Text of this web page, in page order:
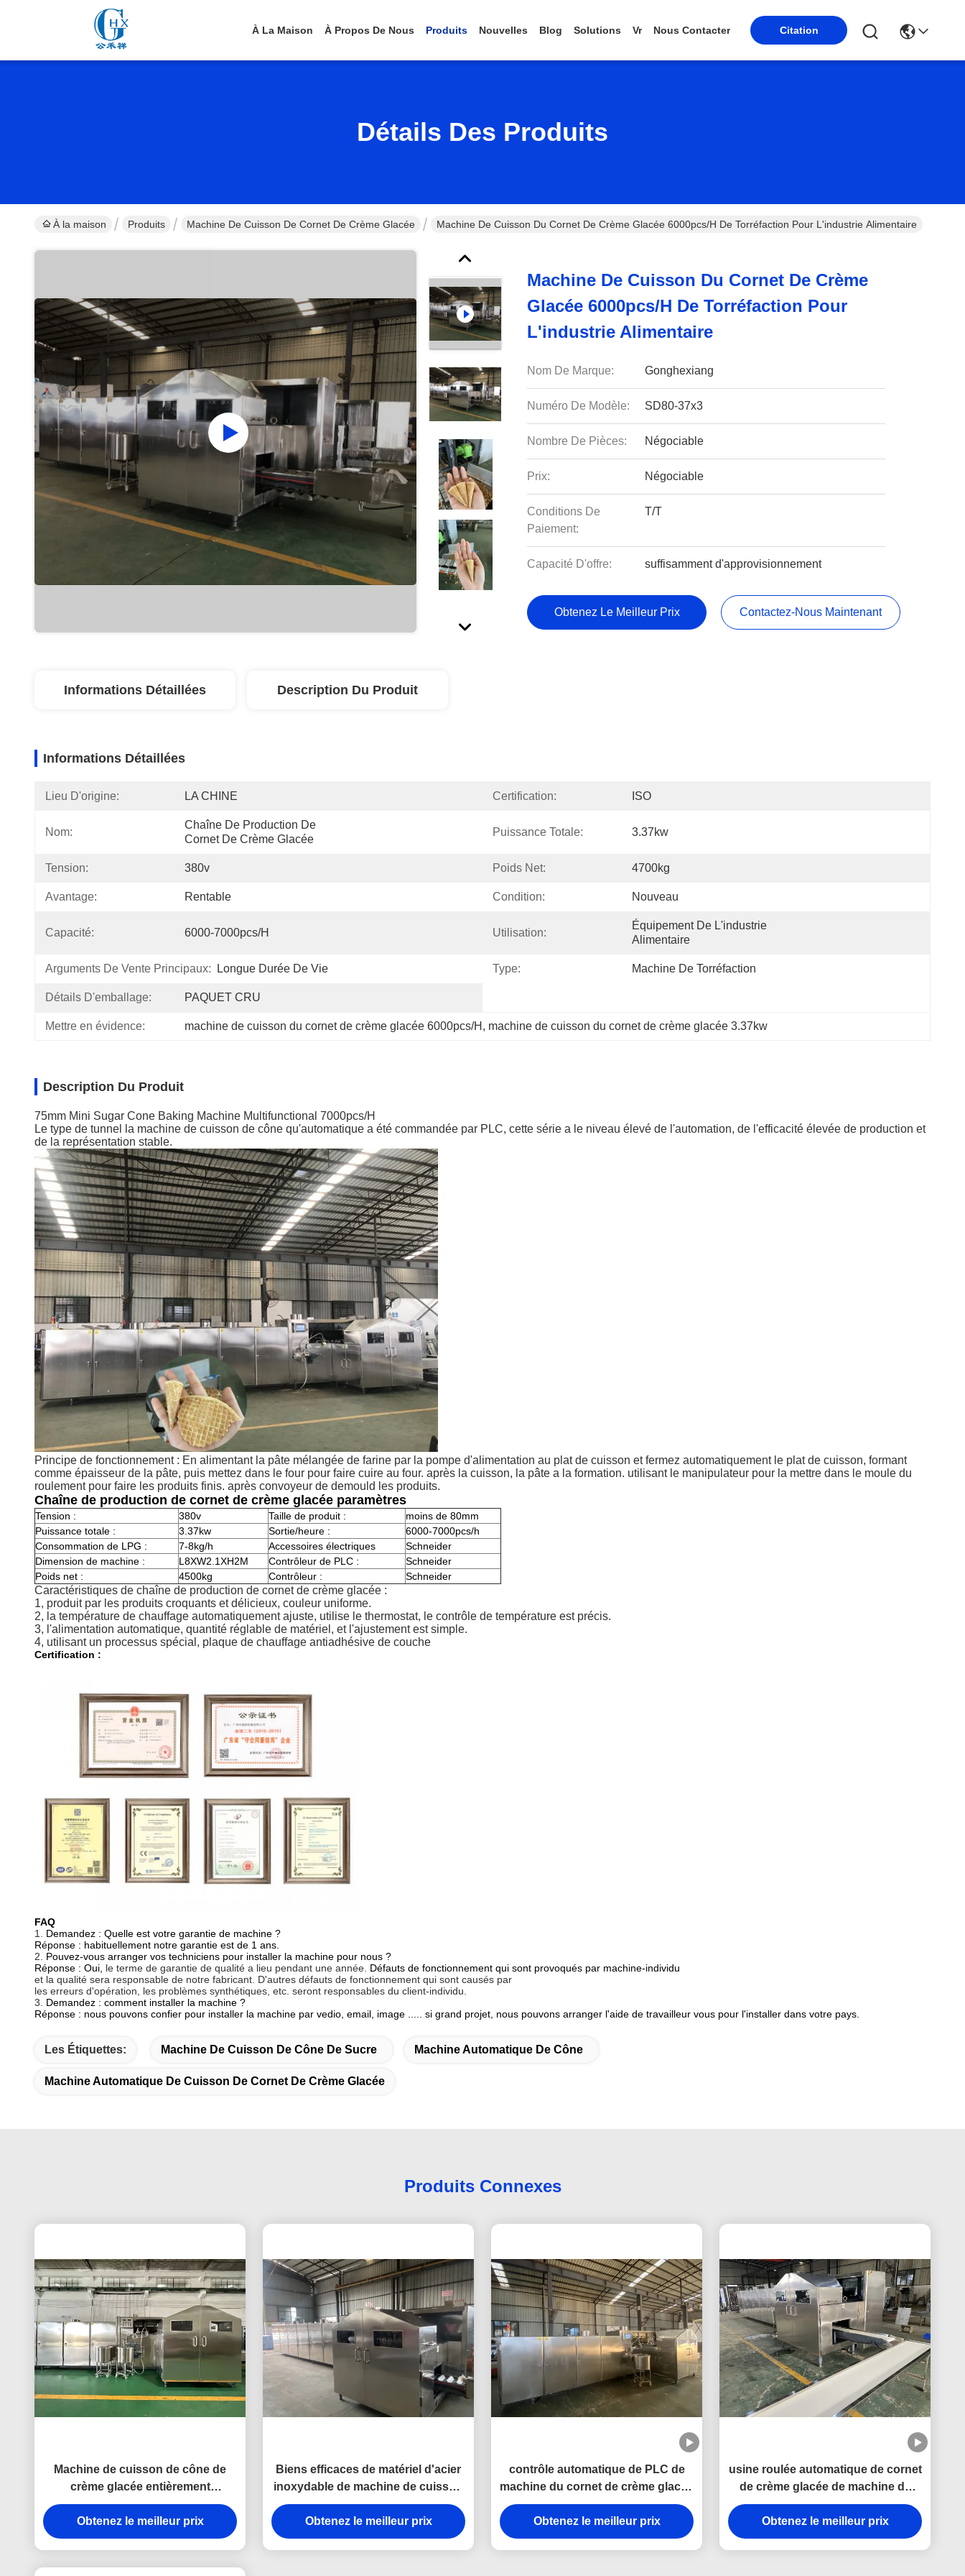
À La Maison À Propos De Nous Produits Nouvelles Blog Solutions Vr Nous Contacter Citation
Détails Des Produits
À la maison Produits Machine De Cuisson De Cornet De Crème Glacée Machine De Cuisson Du Cornet De Crème Glacée 6000pcs/H De Torréfaction Pour L'industrie Alimentaire
Machine De Cuisson Du Cornet De Crème
Glacée 6000pcs/H De Torréfaction Pour
L'industrie Alimentaire
Nom De Marque: Gonghexiang
Numéro De Modèle: SD80-37x3
Nombre De Pièces: Négociable
Prix: Négociable
Conditions De
Paiement:
T/T
Capacité D'offre: suffisamment d'approvisionnement
Obtenez Le Meilleur Prix Contactez-Nous Maintenant
Informations Détaillées Description Du Produit
Informations Détaillées
Lieu D'origine: LA CHINE Certification: ISO
Nom:
Chaîne De Production De
Cornet De Crème Glacée
Puissance Totale: 3.37kw
Tension: 380v Poids Net: 4700kg
Avantage: Rentable Condition: Nouveau
Capacité: 6000-7000pcs/h Utilisation:
Équipement De L'industrie
Alimentaire
Arguments De Vente Principaux: Longue Durée De Vie Type: Machine De Torréfaction
Détails D'emballage: PAQUET CRU
Mettre en évidence: machine de cuisson du cornet de crème glacée 6000pcs/H , machine de cuisson du cornet de crème glacée 3.37kw
Description Du Produit
75mm Mini Sugar Cone Baking Machine Multifunctional 7000pcs/H
Le type de tunnel la machine de cuisson de cône qu'automatique a été commandée par PLC, cette série a le niveau élevé de l'automation, de l'efficacité élevée de production et
de la représentation stable.
Principe de fonctionnement : En alimentant la pâte mélangée de farine par la pompe d'alimentation au plat de cuisson et fermez automatiquement le plat de cuisson, formant
comme épaisseur de la pâte, puis mettez dans le four pour faire cuire au four. après la cuisson, la pâte a la formation. utilisant le manipulateur pour la mettre dans le moule du
roulement pour faire les produits finis. après convoyeur de demould les produits.
Chaîne de production de cornet de crème glacée paramètres
Tension : 380v Taille de produit :
moins de 80mm
Puissance totale :
3.37kw Sortie/heure :
6000-7000pcs/h
Consommation de LPG :
7-8kg/h Accessoires électriques
Schneider
Dimension de machine :
L8XW2.1XH2M Contrôleur de PLC :
Schneider
Poids net :
4500kg Contrôleur : Schneider
Caractéristiques de chaîne de production de cornet de crème glacée :
1, produit par les produits croquants et délicieux, couleur uniforme.
2, la température de chauffage automatiquement ajuste, utilise le thermostat, le contrôle de température est précis.
3, l'alimentation automatique, quantité réglable de matériel, et l'ajustement est simple.
4, utilisant un processus spécial, plaque de chauffage antiadhésive de couche
Certification :
FAQ
1. Demandez : Quelle est votre garantie de machine ?
Réponse : habituellement notre garantie est de 1 ans.
2. Pouvez-vous arranger vos techniciens pour installer la machine pour nous ?
Réponse : Oui, le terme de garantie de qualité a lieu pendant une année. Défauts de fonctionnement qui sont provoqués par machine-individu
et la qualité sera responsable de notre fabricant. D'autres défauts de fonctionnement qui sont causés par
les erreurs d'opération, les problèmes synthétiques, etc. seront responsables du client-individu.
3. Demandez : comment installer la machine ?
Réponse : nous pouvons confier pour installer la machine par vedio, email, image ..... si grand projet, nous pouvons arranger l'aide de travailleur vous pour l'installer dans votre pays.
Les Étiquettes: Machine De Cuisson De Cône De Sucre Machine Automatique De Cône
Machine Automatique De Cuisson De Cornet De Crème Glacée
Produits Connexes
Machine de cuisson de cône de
crème glacée entièrement
automatique, moules
personnalisables pour répondre à
vos besoins en produits dans une
Obtenez le meilleur prix
Biens efficaces de matériel d'acier
inoxydable de machine de cuisson
de cornet de crème glacée
Obtenez le meilleur prix
contrôle automatique de PLC de
machine du cornet de crème glacée
2000pcs/H
Obtenez le meilleur prix
usine roulée automatique de cornet
de crème glacée de machine de
cône du sucre 3.37Kw
Obtenez le meilleur prix